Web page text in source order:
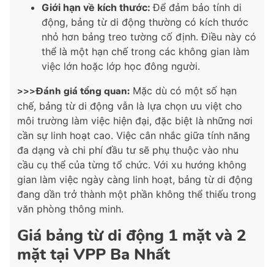
Giới hạn về kích thước:Để đảm bảo tính di
động, bảng từ di động thường có kích thước
nhỏ hơn bảng treo tường cố định. Điều này có
thể là một hạn chế trong các không gian làm
việc lớn hoặc lớp học đông người.
>>>Đánh giá tổng quan: Mặc dù có một số hạn
chế, bảng từ di động vẫn là lựa chọn ưu việt cho
môi trường làm việc hiện đại, đặc biệt là những nơi
cần sự linh hoạt cao. Việc cân nhắc giữa tính năng
đa dạng và chi phí đầu tư sẽ phụ thuộc vào nhu
cầu cụ thể của từng tổ chức. Với xu hướng không
gian làm việc ngày càng linh hoạt, bảng từ di động
đang dần trở thành một phần không thể thiếu trong
văn phòng thông minh.
Giá bảng từ di động 1 mặt và 2
mặt tại VPP Ba Nhất